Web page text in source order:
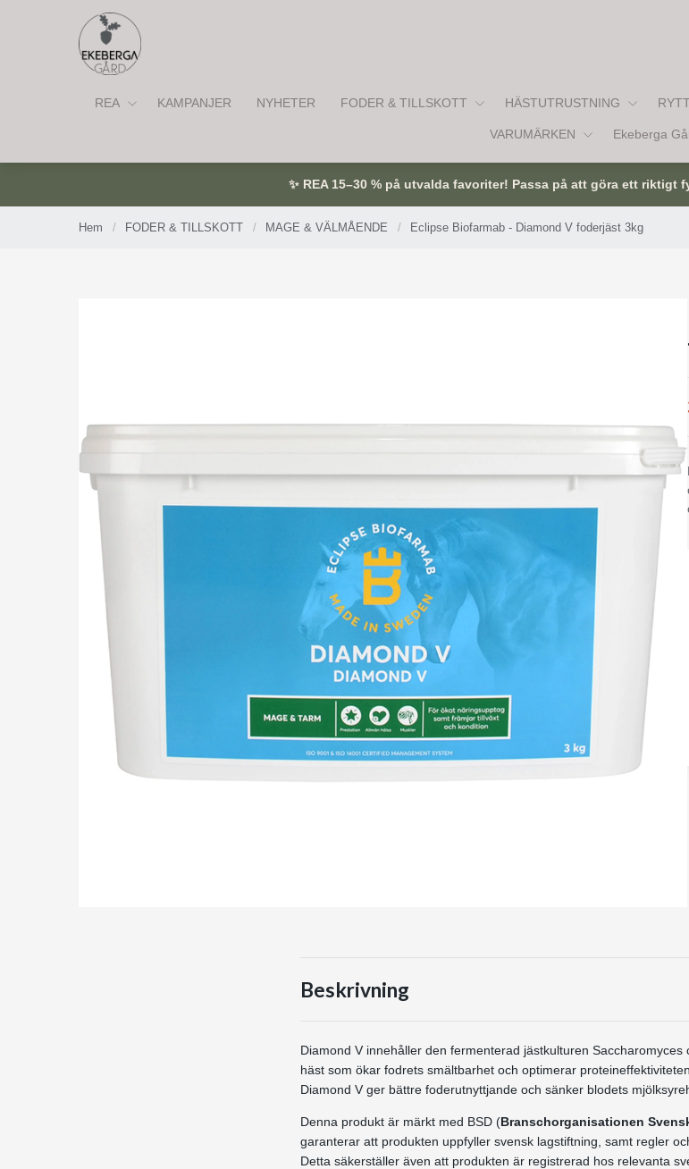
REA KAMPANJER NYHETER FODER & TILLSKOTT HÄSTUTRUSTNING
VARUMÄRKEN Ekeberga
✨ REA 15–30 % på utvalda favoriter! Passa på att göra ett riktigt
Hem / FODER & TILLSKOTT / MAGE & VÄLMÅENDE / Eclipse Biofarmab - Diamond V foderjäst 3kg
Beskrivning
Diamond V innehåller den fermenterad jästkulturen
häst som ökar fodrets smältbarhet och optimerar
Diamond V ger bättre foderutnyttjande och sänker blodets
Denna produkt är märkt med BSD (Branschorganisationen
garanterar att produkten uppfyller svensk lagstiftning, samt regler
Detta säkerställer även att produkten är registrerad hos relevanta